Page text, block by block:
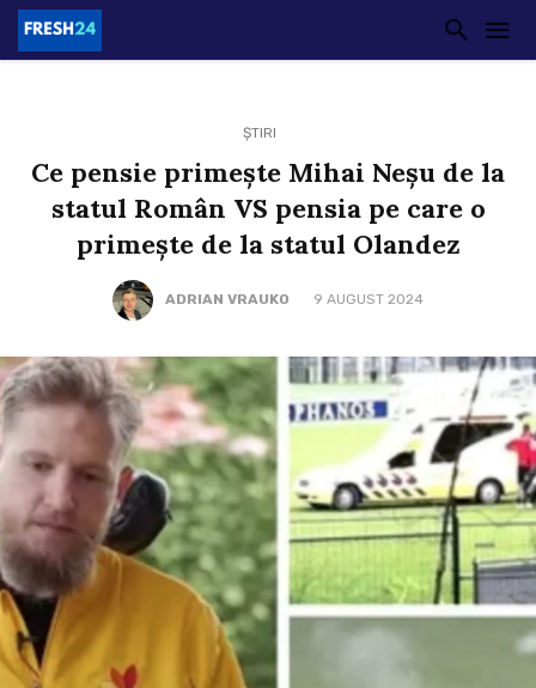
ȘTIRI
Ce pensie primește Mihai Neșu de la
statul Român VS pensia pe care o
primește de la statul Olandez
ADRIAN VRAUKO 9 AUGUST 2024